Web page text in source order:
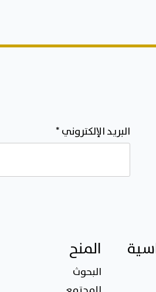
البريد الإلكتروني*
المنح
البحوث